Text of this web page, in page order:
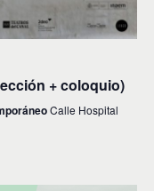
+ coloquio)
Calle Hospital